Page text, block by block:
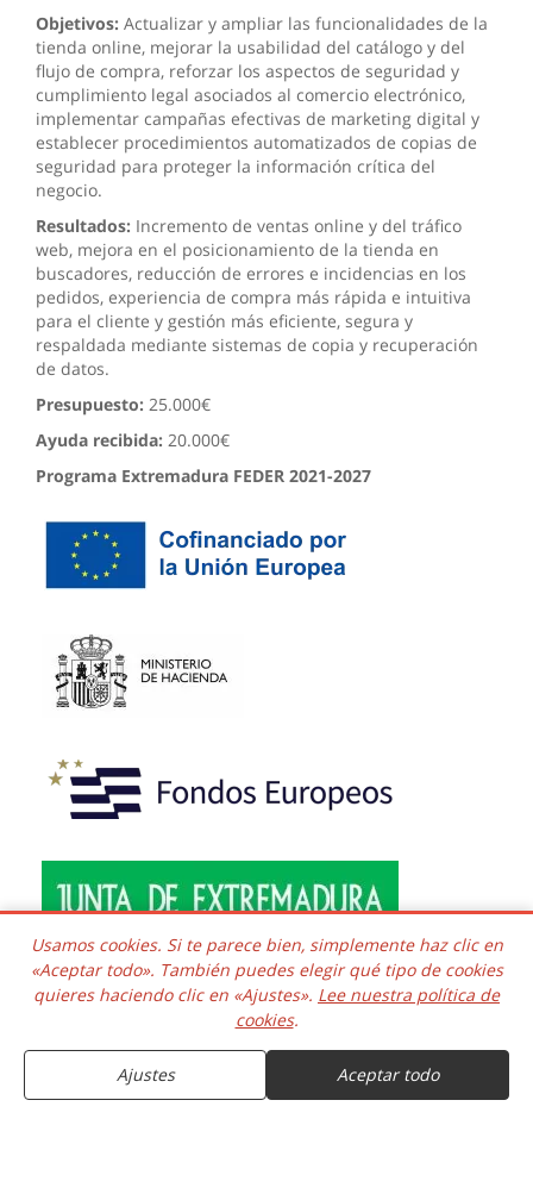
COMPRAR
8.46€9.31€ Entrega estimada el 7 de Agosto
Objetivos: Actualizar y ampliar las funcionalidades de la
tienda online, mejorar la usabilidad del catálogo y del
flujo de compra, reforzar los aspectos de seguridad y
cumplimiento legal asociados al comercio electrónico,
implementar campañas efectivas de marketing digital y
establecer procedimientos automatizados de copias de
seguridad para proteger la información crítica del
negocio.
Resultados: Incremento de ventas online y del tráfico
web, mejora en el posicionamiento de la tienda en
buscadores, reducción de errores e incidencias en los
pedidos, experiencia de compra más rápida e intuitiva
para el cliente y gestión más eficiente, segura y
respaldada mediante sistemas de copia y recuperación
de datos.
Presupuesto: 25.000€
Ayuda recibida: 20.000€
Programa Extremadura FEDER 2021-2027
Copyright © 2016 - 2026 Todos los derechos reservados.
Desarrollado e integrado
Kaframa Technology SL CIF B06758361. Poligono el Nevero
complejo Inmuba Albatros, Manzana 6 Nave 9, 06006,
Badajoz. ESPAÑA.
Usamos cookies. Si te parece bien, simplemente haz clic en
«Aceptar todo». También puedes elegir qué tipo de cookies
quieres haciendo clic en «Ajustes». Lee nuestra política de
cookies.
Ajustes Aceptar todo